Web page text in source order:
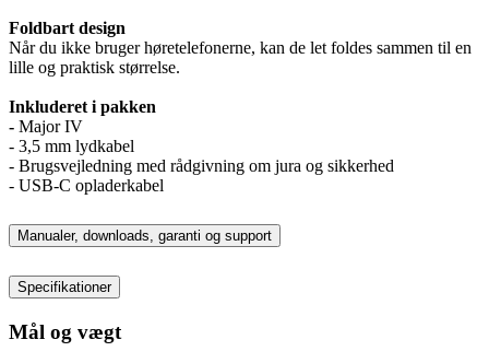
Foldbart design
Når du ikke bruger høretelefonerne, kan de let foldes sammen til en
lille og praktisk størrelse.
Inkluderet i pakken
- Major IV
- 3,5 mm lydkabel
- Brugsvejledning med rådgivning om jura og sikkerhed
- USB-C opladerkabel
Manualer, downloads, garanti og support
Specifikationer
Mål og vægt